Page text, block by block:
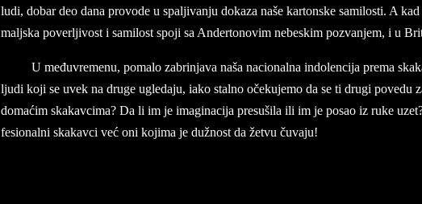
lu­di, do­bar deo dana pro­vo­de u spal­jivan­ju do­ka­za naše kar­ton­ske sa­mi­lo­sti. A
maljs­ka po­ver­lji­vost i sa­mi­lost spo­ji sa An­der­to­no­vi­m ne­be­skim po­zvan­jem, i u
U međuvre­me­nu, po­ma­lo za­brin­ja­va naša na­cio­nal­na in­do­len­ci­ja pre­ma
lju­di koji se uvek na dru­ge ugle­da­ju, iako stal­no očeku­je­mo da se ti dru­gi po­ve­du
domaćim ska­kav­ci­ma? Da li im je ima­gi­na­cija pre­su­ši­la ili im je po­sao iz ruke
fe­si­o­nal­ni ska­kav­ci već oni ko­ji­ma je dužnost da žetvu čuva­ju!